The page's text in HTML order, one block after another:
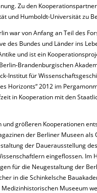
Zu den
und Humboldt-Universität zu
war von Anfang an Teil des
des Bundes und Länder ins
und ist ein
Brandenburgischen
Institut für
Horizonts“ 2012 im
in Kooperation mit den
größeren Kooperationen
der Berliner Museen
der Dauerausstellung
eingeflossen. Im
für die Neugestaltung der
in die Schinkelsche
Museeum